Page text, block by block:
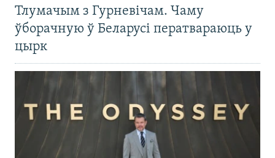
Тлумачым з Гурневічам. Чаму
ўборачную ў Беларусі ператвараюць у
цырк